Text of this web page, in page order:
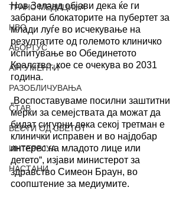
ТРАНС МЕДИЦИНА
НВО
АБОРТУС
АРГУМЕНТИ
РАЗОБЛИЧУВАЊА
СТАВ
ВЕСТИ ОД СВЕТОТ
ИНТЕРВЈУА
НАСТАНИ
Нов Зеланд објави дека ќе ги
забрани блокаторите на пубертет за
млади луѓе во исчекување на
резултатите од големото клиничко
испитување во Обединетото
Кралство, кое се очекува во 2031
година.
„Воспоставуваме посилни заштитни
мерки за семејствата да можат да
бидат сигурни дека секој третман е
клинички исправен и во најдобар
интерес на младото лице или
детето“, изјави министерот за
здравство Симеон Браун, во
соопштение за медиумите.